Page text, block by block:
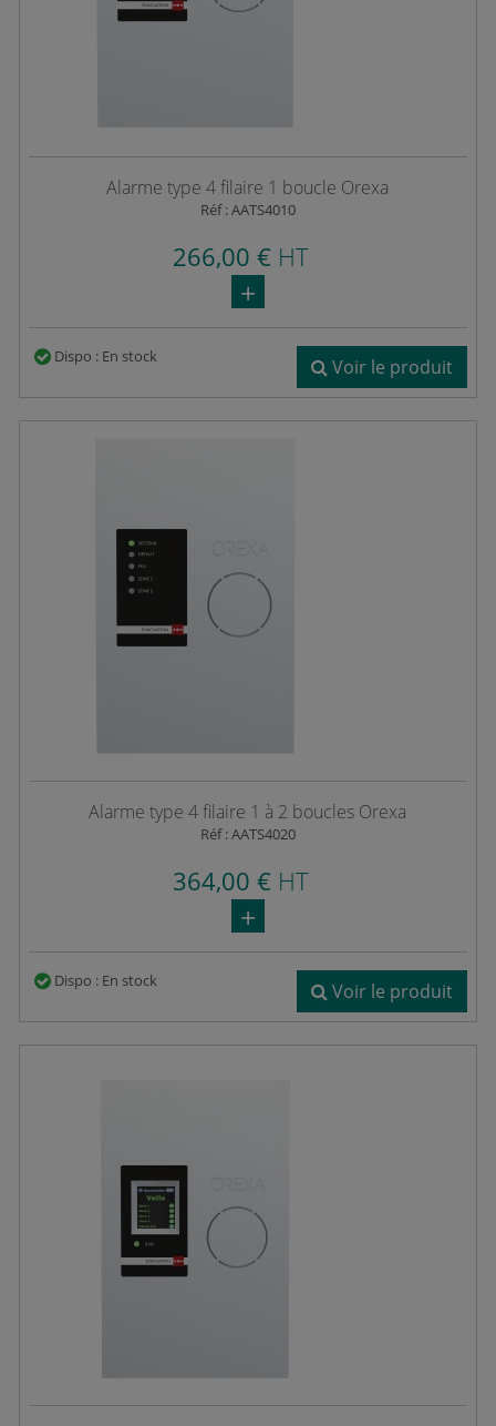
Alarme type 4 filaire 1 boucle Orexa
Réf : AATS4010
266,00 € HT
Dispo : En stock Voir le produit
Alarme type 4 filaire 1 à 2 boucles Orexa
Réf : AATS4020
364,00 € HT
Dispo : En stock Voir le produit